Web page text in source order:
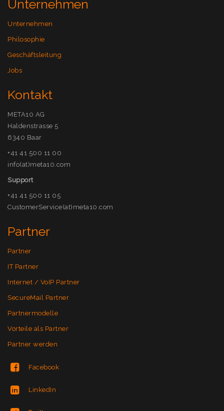
Unternehmen
Unternehmen
Philosophie
Geschäftsleitung
Jobs
Kontakt
META10 AG
Haldenstrasse 5
6340 Baar
+41 41 500 11 00
info(at)meta10.com
Support
+41 41 500 11 05
CustomerService(at)meta10.com
Partner
Partner
IT Partner
Internet / VoIP Partner
SecureMail Partner
Partnermodelle
Vorteile als Partner
Partner werden
Facebook
LinkedIn